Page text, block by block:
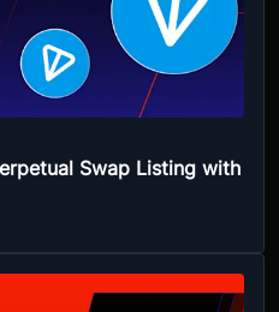
Swap Listing with